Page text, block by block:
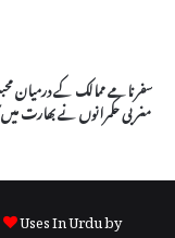
سفرنامے ممالک کے درمیان
مغربی حکمرانوں نے بھارت میں
Uses In Urdu by